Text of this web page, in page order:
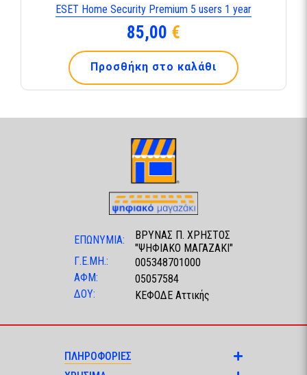
ESET Home Security Premium 5 users 1 year
85,00 €
Προσθήκη στο καλάθι
ΕΠΩΝΥΜΙΑ:
ΒΡΥΝΑΣ Π. ΧΡΗΣΤΟΣ
"ΨΗΦΙΑΚΟ ΜΑΓΑΖΑΚΙ"
Γ.Ε.ΜΗ.:
005348701000
ΑΦΜ:
05057584
ΔΟΥ:
ΚΕΦΟΔΕ Αττικής
ΠΛΗΡΟΦΟΡΙΕΣ